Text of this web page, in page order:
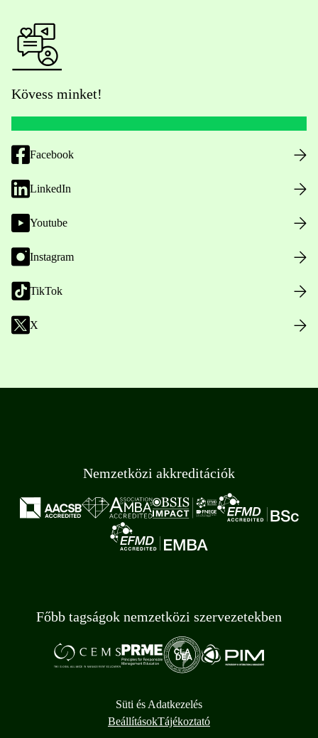
Kövess minket!
Facebook
LinkedIn
Youtube
Instagram
TikTok
X
Nemzetközi akkreditációk
Főbb tagságok nemzetközi szervezetekben
Süti és Adatkezelés
BeállításokTájékoztató